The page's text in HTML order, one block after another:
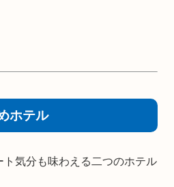
ホテル
気分も味わえる二つのホテル